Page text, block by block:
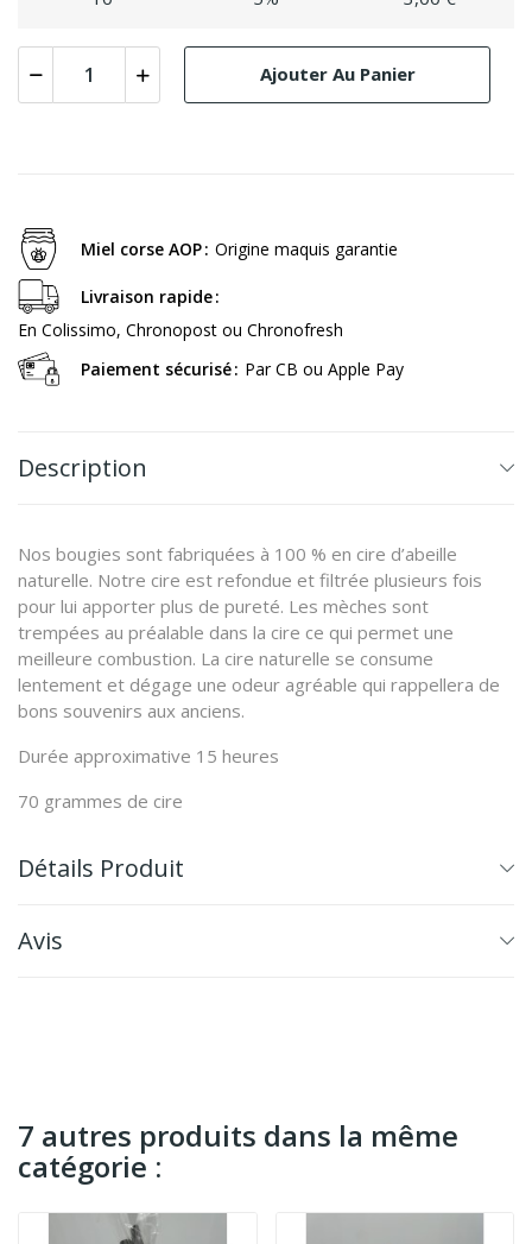
Ajouter Au Panier
Miel corse AOP Origine maquis garantie
Livraison rapide
En Colissimo, Chronopost ou Chronofresh
Paiement sécurisé
Par CB ou Apple Pay
Description
Nos bougies sont fabriquées à 100 % en cire d’abeille
naturelle. Notre cire est refondue et filtrée plusieurs fois
pour lui apporter plus de pureté. Les mèches sont
trempées au préalable dans la cire ce qui permet une
meilleure combustion. La cire naturelle se consume
lentement et dégage une odeur agréable qui rappellera de
bons souvenirs aux anciens.
Durée approximative 15 heures
70 grammes de cire
Détails Produit
Avis
7 autres produits dans la même
catégorie :